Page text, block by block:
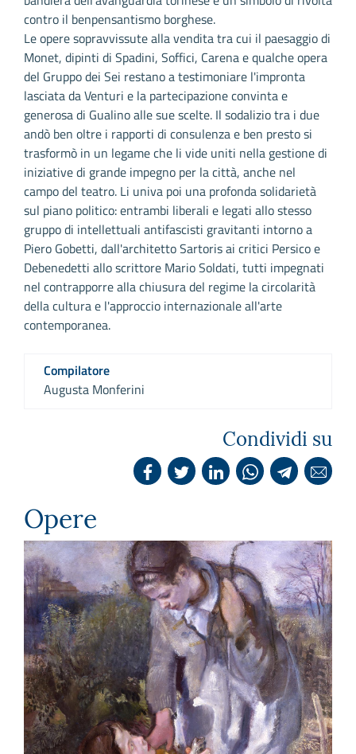
contro il benpensantismo borghese.
Le opere sopravvissute alla vendita tra cui il paesaggio di
Monet, dipinti di Spadini, Soffici, Carena e qualche opera
del Gruppo dei Sei restano a testimoniare l'impronta
lasciata da Venturi e la partecipazione convinta e
generosa di Gualino alle sue scelte. Il sodalizio tra i due
andò ben oltre i rapporti di consulenza e ben presto si
trasformò in un legame che li vide uniti nella gestione di
iniziative di grande impegno per la città, anche nel
campo del teatro. Li univa poi una profonda solidarietà
sul piano politico: entrambi liberali e legati allo stesso
gruppo di intellettuali antifascisti gravitanti intorno a
Piero Gobetti, dall'architetto Sartoris ai critici Persico e
Debenedetti allo scrittore Mario Soldati, tutti impegnati
nel contrapporre alla chiusura del regime la circolarità
della cultura e l'approccio internazionale all'arte
contemporanea.
Compilatore
Augusta Monferini
Condividi su
Opere